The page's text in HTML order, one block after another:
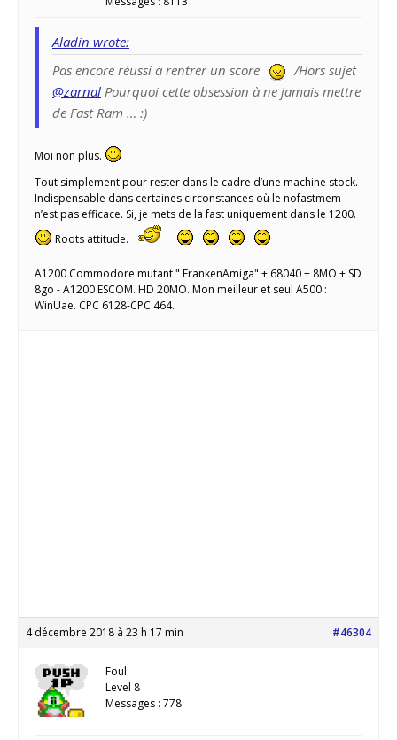
Aladin wrote:
Pas encore réussi à rentrer un score
/Hors sujet
@zarnal Pourquoi cette obsession à ne jamais mettre
de Fast Ram … :)
Moi non plus.
Tout simplement pour rester dans le cadre d’une machine stock.
Indispensable dans certaines circonstances où le nofastmem
n’est pas efficace. Si, je mets de la fast uniquement dans le 1200.
Roots attitude.
A1200 Commodore mutant " FrankenAmiga" + 68040 + 8MO + SD
8go - A1200 ESCOM. HD 20MO. Mon meilleur et seul A500 :
WinUae. CPC 6128-CPC 464.
4 décembre 2018 à 23 h 17 min #46304
Foul
Level 8
Messages : 778